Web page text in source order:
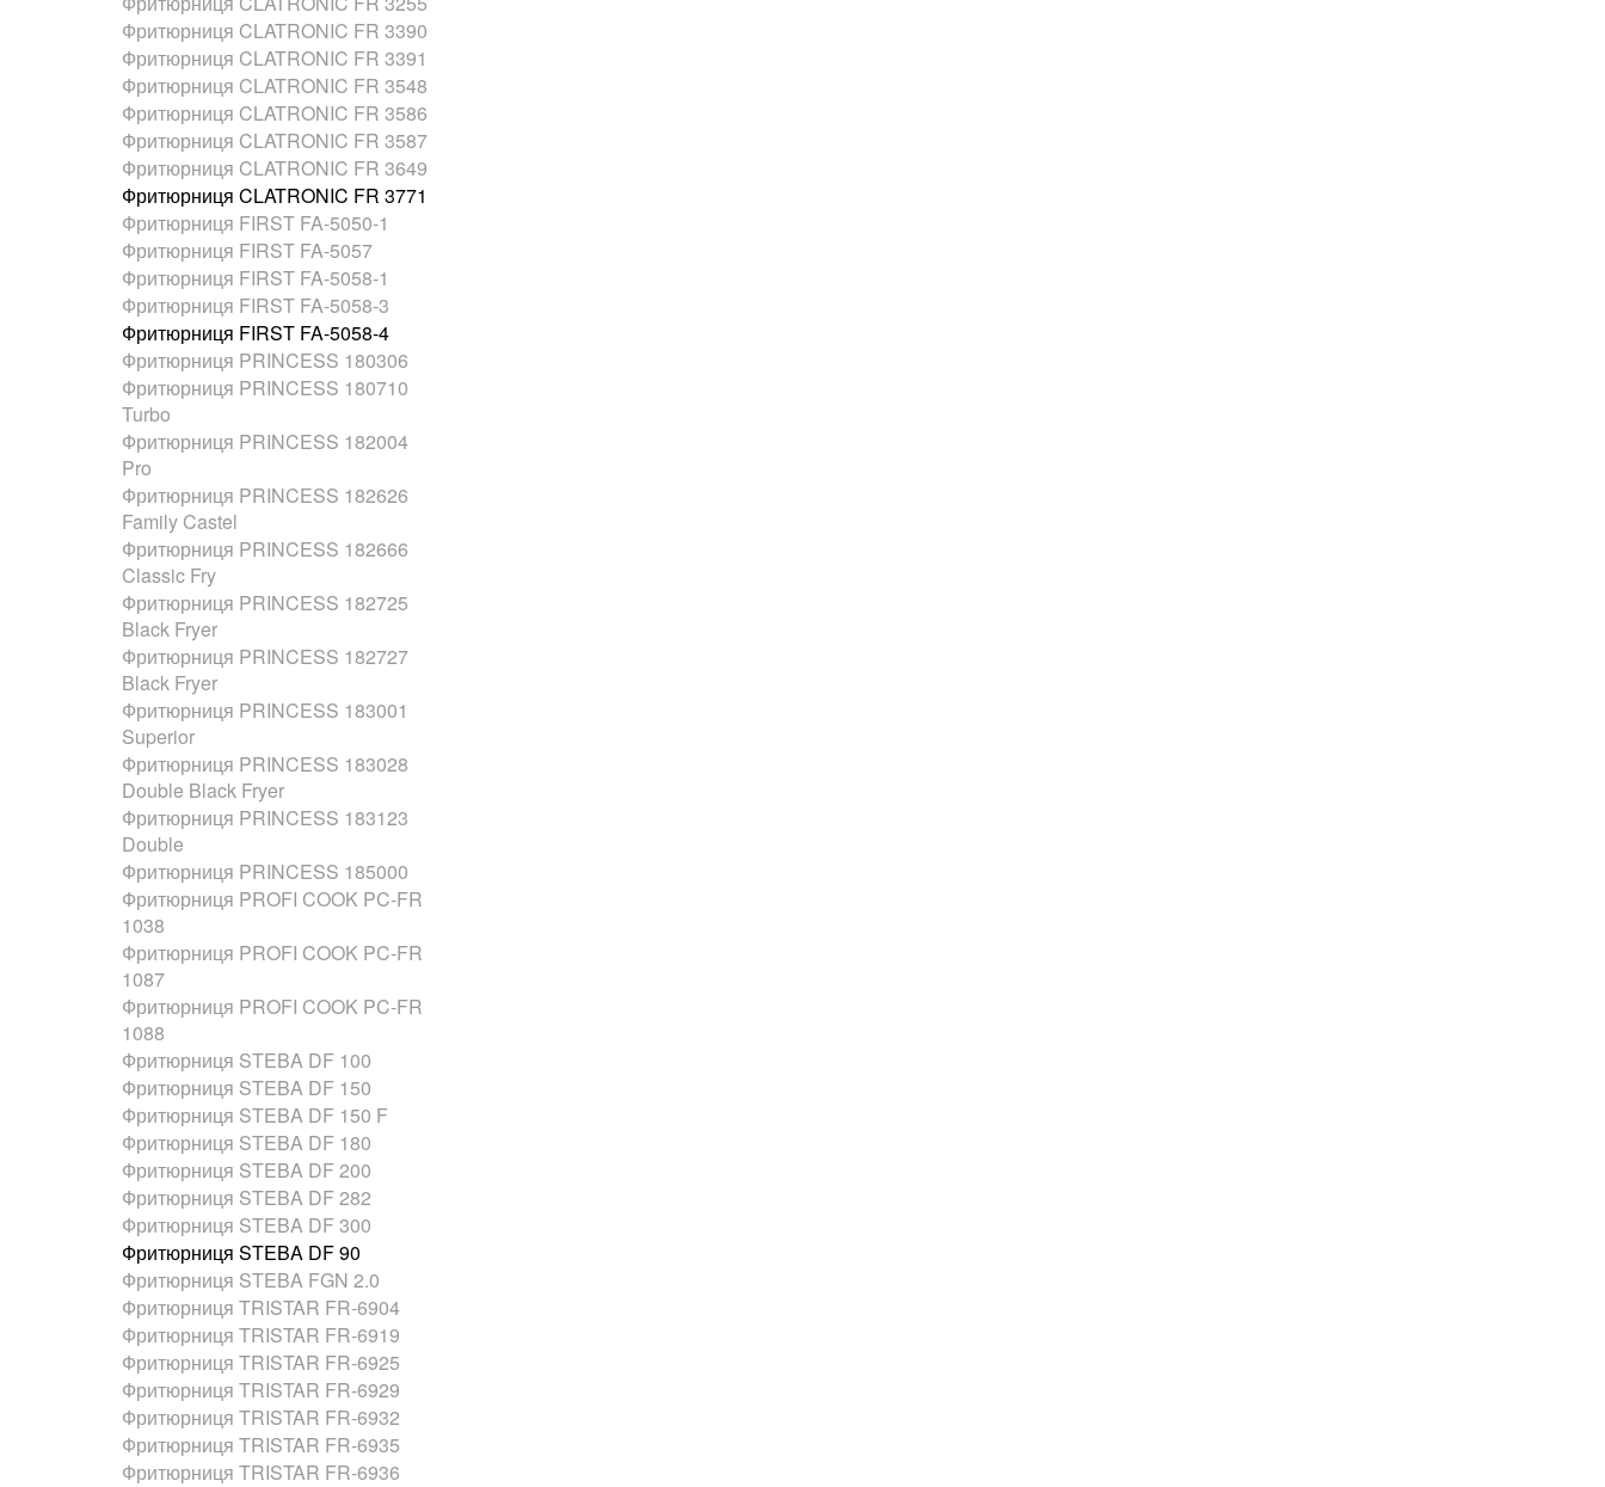
Фритюрниця CLATRONIC FR 3390
Фритюрниця CLATRONIC FR 3391
Фритюрниця CLATRONIC FR 3548
Фритюрниця CLATRONIC FR 3586
Фритюрниця CLATRONIC FR 3587
Фритюрниця CLATRONIC FR 3649
Фритюрниця CLATRONIC FR 3771
Фритюрниця FIRST FA-5050-1
Фритюрниця FIRST FA-5057
Фритюрниця FIRST FA-5058-1
Фритюрниця FIRST FA-5058-3
Фритюрниця FIRST FA-5058-4
Фритюрниця PRINCESS 180306
Фритюрниця PRINCESS 180710
Turbo
Фритюрниця PRINCESS 182004
Pro
Фритюрниця PRINCESS 182626
Family Castel
Фритюрниця PRINCESS 182666
Classic Fry
Фритюрниця PRINCESS 182725
Black Fryer
Фритюрниця PRINCESS 182727
Black Fryer
Фритюрниця PRINCESS 183001
Superior
Фритюрниця PRINCESS 183028
Double Black Fryer
Фритюрниця PRINCESS 183123
Double
Фритюрниця PRINCESS 185000
Фритюрниця PROFI COOK PC-FR
1038
Фритюрниця PROFI COOK PC-FR
1087
Фритюрниця PROFI COOK PC-FR
1088
Фритюрниця STEBA DF 100
Фритюрниця STEBA DF 150
Фритюрниця STEBA DF 150 F
Фритюрниця STEBA DF 180
Фритюрниця STEBA DF 200
Фритюрниця STEBA DF 282
Фритюрниця STEBA DF 300
Фритюрниця STEBA DF 90
Фритюрниця STEBA FGN 2.0
Фритюрниця TRISTAR FR-6904
Фритюрниця TRISTAR FR-6919
Фритюрниця TRISTAR FR-6925
Фритюрниця TRISTAR FR-6929
Фритюрниця TRISTAR FR-6932
Фритюрниця TRISTAR FR-6935
Фритюрниця TRISTAR FR-6936